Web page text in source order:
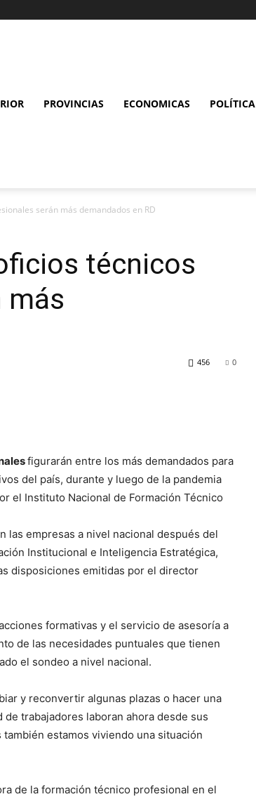
PROVINCIAS ECONOMICAS POLÍTICA
serán más demandados en RD
técnicos
más
0
456
figurarán entre los más demandados para
del país, durante y luego de la pandemia
el Instituto Nacional de Formación Técnico
las empresas a nivel nacional después del
Institucional e Inteligencia Estratégica,
disposiciones emitidas por el director
formativas y el servicio de asesoría a
de las necesidades puntuales que tienen
el sondeo a nivel nacional.
y reconvertir algunas plazas o hacer una
de trabajadores laboran ahora desde sus
estamos viviendo una situación
de la formación técnico profesional en el